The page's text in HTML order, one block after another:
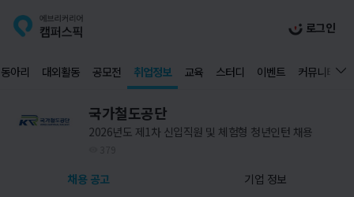
로그인
동아리 대외활동 공모전 취업정보 교육 스터디 이벤트 커뮤니티
국가철도공단
2026년도 제1차 신입직원 및 체험형 청년인턴 채용
채용 공고 기업 정보